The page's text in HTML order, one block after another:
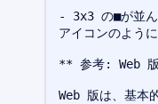
- 3x3 の■が並
アイコンのよう
** 参考: Web
Web 版は、基